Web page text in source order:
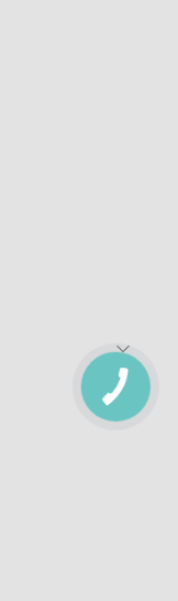
КНОПКА
ЗВ'ЯЗКУ